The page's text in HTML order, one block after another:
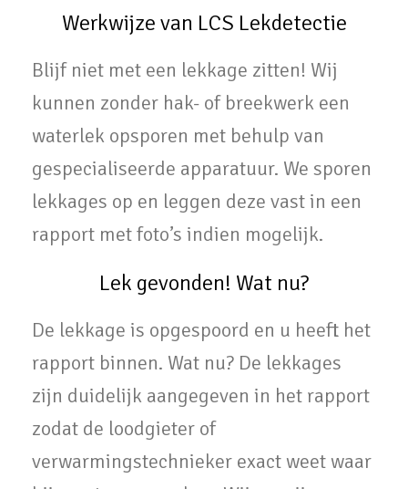
Werkwijze van LCS Lekdetectie
Blijf niet met een lekkage zitten! Wij
kunnen zonder hak- of breekwerk een
waterlek opsporen met behulp van
gespecialiseerde apparatuur. We sporen
lekkages op en leggen deze vast in een
rapport met foto’s indien mogelijk.
Lek gevonden! Wat nu?
De lekkage is opgespoord en u heeft het
rapport binnen. Wat nu? De lekkages
zijn duidelijk aangegeven in het rapport
zodat de loodgieter of
verwarmingstechnieker exact weet waar